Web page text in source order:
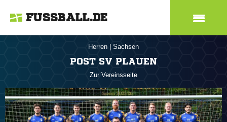
FUSSBALL.DE
Herren Sachsen
POST SV PLAUEN
Zur Vereinsseite